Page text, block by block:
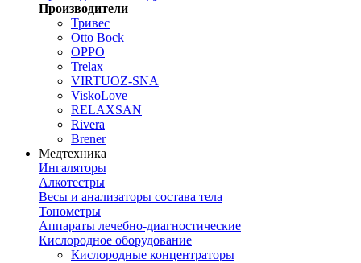
Производители
Тривес
Otto Bock
OPPO
Trelax
VIRTUOZ-SNA
ViskoLove
RELAXSAN
Rivera
Brener
Медтехника
Ингаляторы
Алкотестры
Весы и анализаторы состава тела
Тонометры
Аппараты лечебно-диагностические
Кислородное оборудование
Кислородные концентраторы